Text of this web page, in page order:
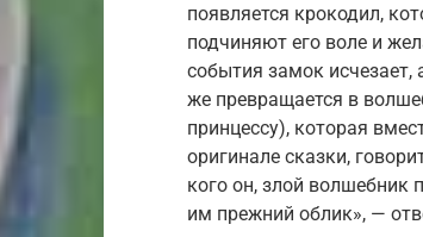
появляется крокодил,
подчиняют его воле и
события замок
же превращается в
принцессу), которая
оригинале сказки,
кого он, злой волшебник
им прежний облик», —